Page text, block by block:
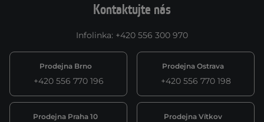
Kontaktujte nás
Infolinka: +420 556 300 970
Prodejna Brno
+420 556 770 196
Prodejna Ostrava
+420 556 770 198
Prodejna Praha 10 Prodejna Vítkov